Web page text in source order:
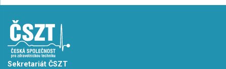
Sekretariát ČSZT